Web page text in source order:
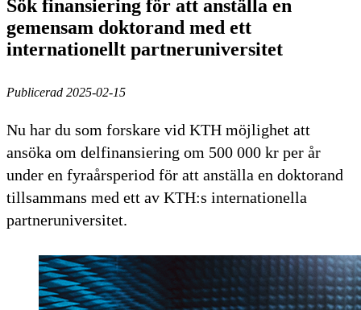
Sök finansiering för att anställa en
gemensam doktorand med ett
internationellt partneruniversitet
Publicerad 2025-02-15
Nu har du som forskare vid KTH möjlighet att
ansöka om delfinansiering om 500 000 kr per år
under en fyraårsperiod för att anställa en doktorand
tillsammans med ett av KTH:s internationella
partneruniversitet.